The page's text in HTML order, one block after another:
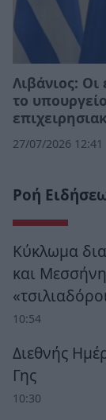
Λιβάνιος:
το
27/07/2026 12:41
Ροή
Κύκλωμα
και
10:54
Διεθνής
Γης
10:30